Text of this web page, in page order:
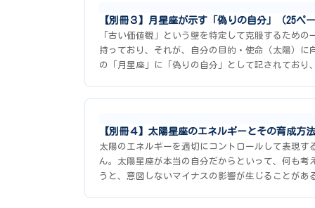
【別冊３】月星座が示す「偽りの自分」（25ペ
「古い価値観」という壁を特定して克服するため
持っており、それが、自分の目的・使命（太陽）
の「月星座」に「偽りの自分」として記されており
【別冊４】太陽星座のエネルギーとその育成方
太陽のエネルギーを適切にコントロールして表現
ん。太陽星座が本当の自分だからといって、何も
うと、意図しないマイナスの影響が生じることが